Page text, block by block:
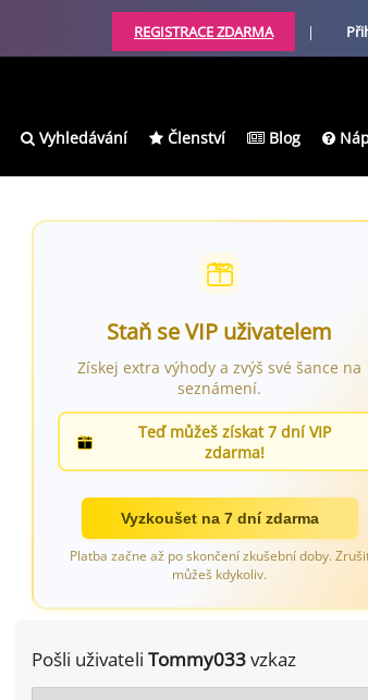
REGISTRACE ZDARMA |
Vyhledávání Členství Blog
Staň se VIP uživatelem
Získej extra výhody a zvýš své šance na
seznámení.
Teď můžeš získat 7 dní VIP
zdarma!
Vyzkoušet na 7 dní zdarma
Platba začne až po skončení zkušební doby.
můžeš kdykoliv.
Pošli uživateli Tommy033vzkaz